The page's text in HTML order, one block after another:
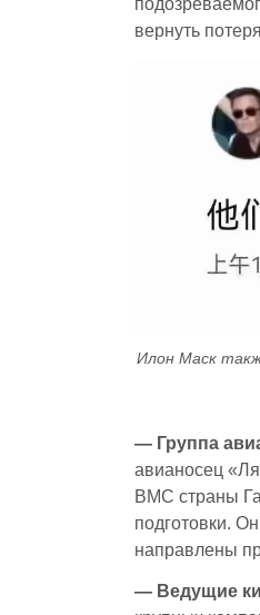
вернуть
Илон Маск
— Группа
авианосец
ВМС страны
подготовки.
направлены
— Ведущие